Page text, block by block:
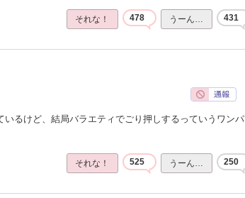
それな！ 478 うーん… 431
いるけど、結局バラエティでごり押しするっていうワンパ
それな！ 525 うーん… 250